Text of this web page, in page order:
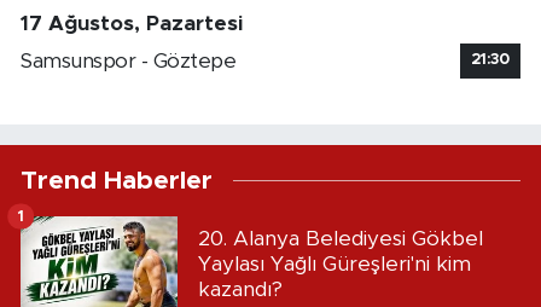
17 Ağustos, Pazartesi
Samsunspor - Göztepe
21:30
Trend Haberler
20. Alanya Belediyesi Gökbel
Yaylası Yağlı Güreşleri'ni kim
kazandı?
1